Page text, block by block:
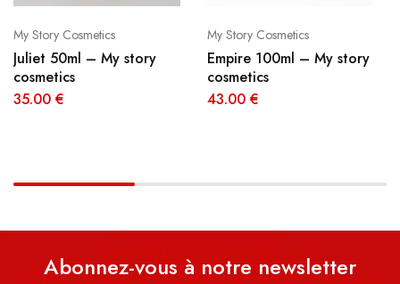
My Story Cosmetics
Juliet 50ml – My story
cosmetics
35.00 €
My Story Cosmetics
Empire 100ml – My story
cosmetics
43.00 €
Abonnez-vous à notre newsletter